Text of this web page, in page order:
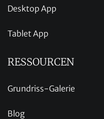
Desktop App
Tablet App
RESSOURCEN
Grundriss-Galerie
Blog